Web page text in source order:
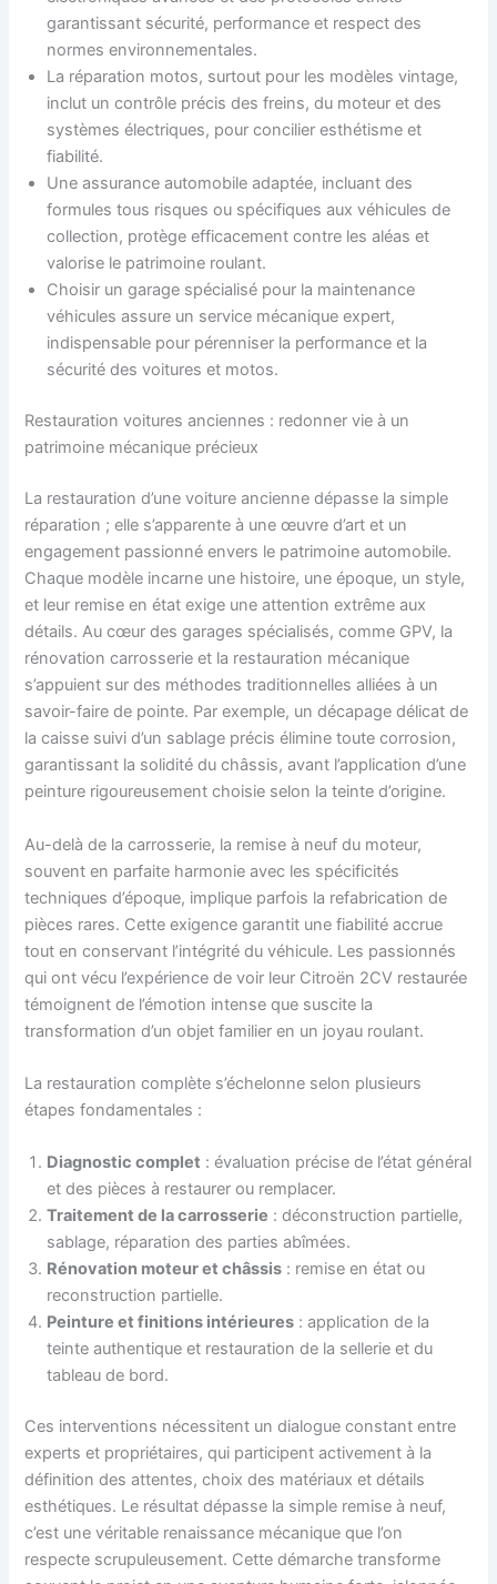
garantissant sécurité, performance et respect des
normes environnementales.
La réparation motos, surtout pour les modèles vintage,
inclut un contrôle précis des freins, du moteur et des
systèmes électriques, pour concilier esthétisme et
fiabilité.
Une assurance automobile adaptée, incluant des
formules tous risques ou spécifiques aux véhicules de
collection, protège efficacement contre les aléas et
valorise le patrimoine roulant.
Choisir un garage spécialisé pour la maintenance
véhicules assure un service mécanique expert,
indispensable pour pérenniser la performance et la
sécurité des voitures et motos.
Restauration voitures anciennes : redonner vie à un
patrimoine mécanique précieux
La restauration d’une voiture ancienne dépasse la simple
réparation ; elle s’apparente à une œuvre d’art et un
engagement passionné envers le patrimoine automobile.
Chaque modèle incarne une histoire, une époque, un style,
et leur remise en état exige une attention extrême aux
détails. Au cœur des garages spécialisés, comme GPV, la
rénovation carrosserie et la restauration mécanique
s’appuient sur des méthodes traditionnelles alliées à un
savoir-faire de pointe. Par exemple, un décapage délicat de
la caisse suivi d’un sablage précis élimine toute corrosion,
garantissant la solidité du châssis, avant l’application d’une
peinture rigoureusement choisie selon la teinte d’origine.
Au-delà de la carrosserie, la remise à neuf du moteur,
souvent en parfaite harmonie avec les spécificités
techniques d’époque, implique parfois la refabrication de
pièces rares. Cette exigence garantit une fiabilité accrue
tout en conservant l’intégrité du véhicule. Les passionnés
qui ont vécu l’expérience de voir leur Citroën 2CV restaurée
témoignent de l’émotion intense que suscite la
transformation d’un objet familier en un joyau roulant.
La restauration complète s’échelonne selon plusieurs
étapes fondamentales :
Diagnostic complet : évaluation précise de l’état général
et des pièces à restaurer ou remplacer.
Traitement de la carrosserie : déconstruction partielle,
sablage, réparation des parties abîmées.
Rénovation moteur et châssis : remise en état ou
reconstruction partielle.
Peinture et finitions intérieures : application de la
teinte authentique et restauration de la sellerie et du
tableau de bord.
Ces interventions nécessitent un dialogue constant entre
experts et propriétaires, qui participent activement à la
définition des attentes, choix des matériaux et détails
esthétiques. Le résultat dépasse la simple remise à neuf,
c’est une véritable renaissance mécanique que l’on
respecte scrupuleusement. Cette démarche transforme